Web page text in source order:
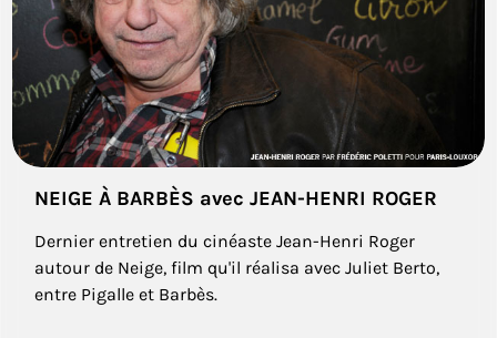
NEIGE À BARBÈS avec JEAN-HENRI ROGER
Dernier entretien du cinéaste Jean-Henri Roger
autour de Neige, film qu'il réalisa avec Juliet Berto,
entre Pigalle et Barbès.